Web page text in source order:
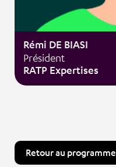
Rémi DE BIASI
Président
RATP Expertises
Retour au programme